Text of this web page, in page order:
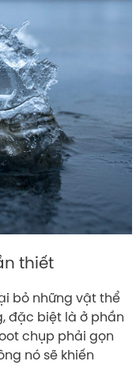
thiết
bỏ những vật thể
đặc biệt là ở phần
chụp phải gọn
nó sẽ khiến